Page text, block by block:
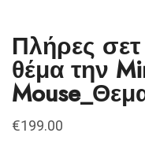
Πλήρες
θέμα την
€199.00